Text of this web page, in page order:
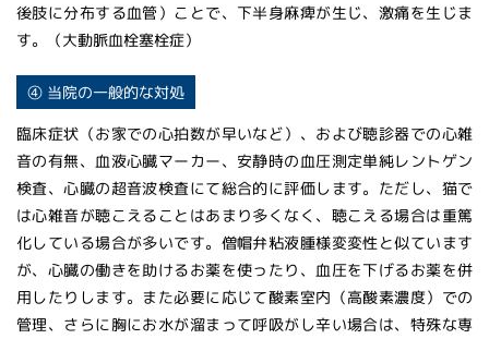
後肢に分布する血管）ことで、下半身麻痺が生じ、激痛を生じま
す。（大動脈血栓塞栓症）
④ 当院の一般的な対処
臨床症状（お家での心拍数が早いなど）、および聴診器での心雑
音の有無、血液心臓マーカー、安静時の血圧測定単純レントゲン
検査、心臓の超音波検査にて総合的に評価します。ただし、猫で
は心雑音が聴こえることはあまり多くなく、聴こえる場合は重篤
化している場合が多いです。僧帽弁粘液腫様変変性と似ています
が、心臓の働きを助けるお薬を使ったり、血圧を下げるお薬を併
用したりします。また必要に応じて酸素室内（高酸素濃度）での
管理、さらに胸にお水が溜まって呼吸がし辛い場合は、特殊な専